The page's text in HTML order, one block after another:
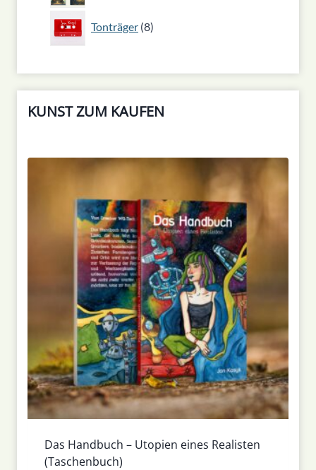
Tonträger 8
8
Produkte
KUNST ZUM KAUFEN
Das Handbuch – Utopien eines Realisten
(Taschenbuch)